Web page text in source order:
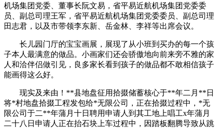
机场集团党委、董事长阮文易，省平易近航机场集团党委委
员、副总司理王军，省平易近航机场集团党委委员、副总司理
田志君，以及市带领李东新、岳金林、李祥等出席会议。
长儿园门厅的宝宝画展，展现了从小班到买办的每一个孩
子本人最满意的做品。小画家们还会骄傲地向前来旁不雅的家
人和洽伴侣做引见，良多家长看到孩子的做品都不敢相信孩子
能画得这么好。
现实及来由！**县地盘征用拾掇储蓄核心于**年二月**日
将*村地盘拾掇工程发包给*无限公司，正在拾掇过程中，*无
限公司于二**年蒲月十日聘用申请人到其工地上唱工x年蒲月
二十八日申请人正在抬石块上车过程中，因踏板翻腾导致从跳